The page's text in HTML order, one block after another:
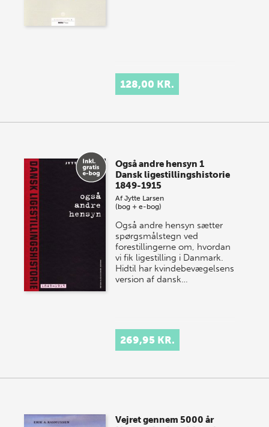
128,00 KR.
Også andre hensyn 1
Dansk ligestillingshistorie
1849-1915
AfJytte Larsen
(bog + e-bog)
Også andre hensyn sætter
spørgsmålstegn ved
forestillingerne om, hvordan
vi fik ligestilling i Danmark.
Hidtil har kvindebevægelsens
version af dansk…
269,95 KR.
Vejret gennem 5000 år